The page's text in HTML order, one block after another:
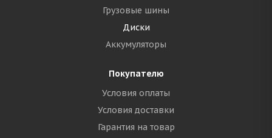
Грузовые шины
Диски
Аккумуляторы
Покупателю
Условия оплаты
Условия доставки
Гарантия на товар